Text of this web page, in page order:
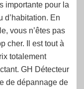
importante pour la
d’habitation. En
vous n’êtes pas
cher. Il est tout à
totalement
GH Détecteur
de dépannage de